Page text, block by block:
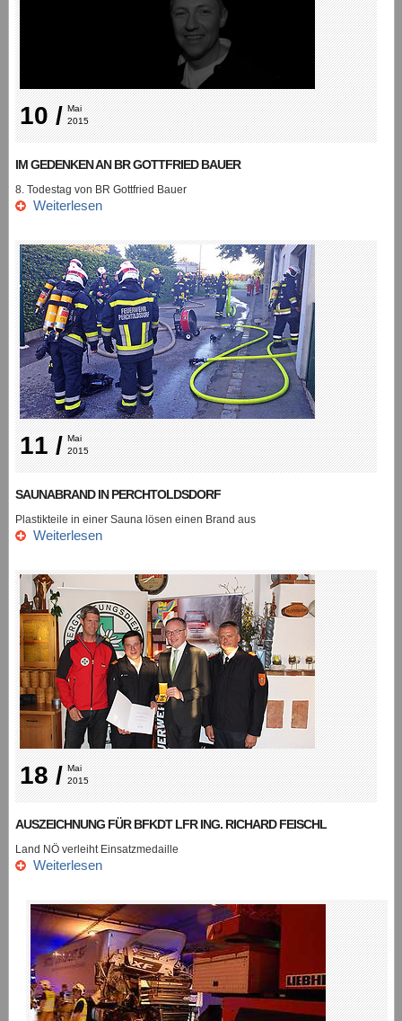
10 / Mai
2015
IM GEDENKEN AN BR GOTTFRIED BAUER
8. Todestag von BR Gottfried Bauer
Weiterlesen
11 / Mai
2015
SAUNABRAND IN PERCHTOLDSDORF
Plastikteile in einer Sauna lösen einen Brand aus
Weiterlesen
18 / Mai
2015
AUSZEICHNUNG FÜR BFKDT LFR ING. RICHARD FEISCHL
Land NÖ verleiht Einsatzmedaille
Weiterlesen